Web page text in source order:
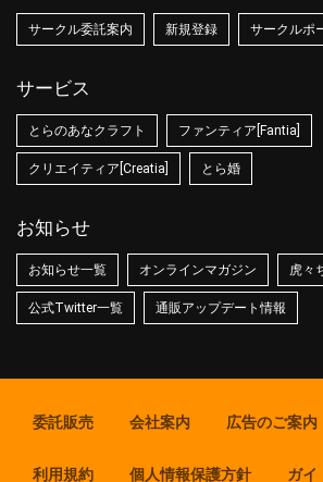
サークル委託案内 新規登録 サークルポ
サービス
とらのあなクラフト ファンティア[Fantia]
クリエイティア[Creatia] とら婚
お知らせ
お知らせ一覧 オンラインマガジン 虎々
公式Twitter一覧 通販アップデート情報
委託販売 会社案内 広告のご案内
利用規約 個人情報保護方針 ガイ